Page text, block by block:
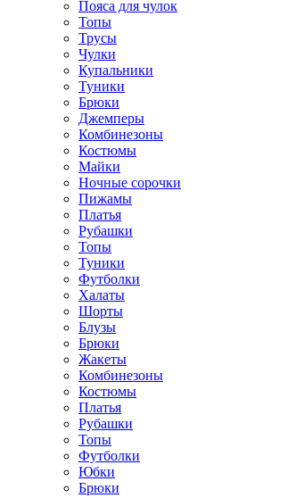
Поясa для чулок
Топы
Трусы
Чулки
Купальники
Туники
Брюки
Джемперы
Комбинезоны
Костюмы
Майки
Ночные сорочки
Пижамы
Платья
Рубашки
Топы
Туники
Футболки
Халаты
Шорты
Блузы
Брюки
Жакеты
Комбинезоны
Костюмы
Платья
Рубашки
Топы
Футболки
Юбки
Брюки